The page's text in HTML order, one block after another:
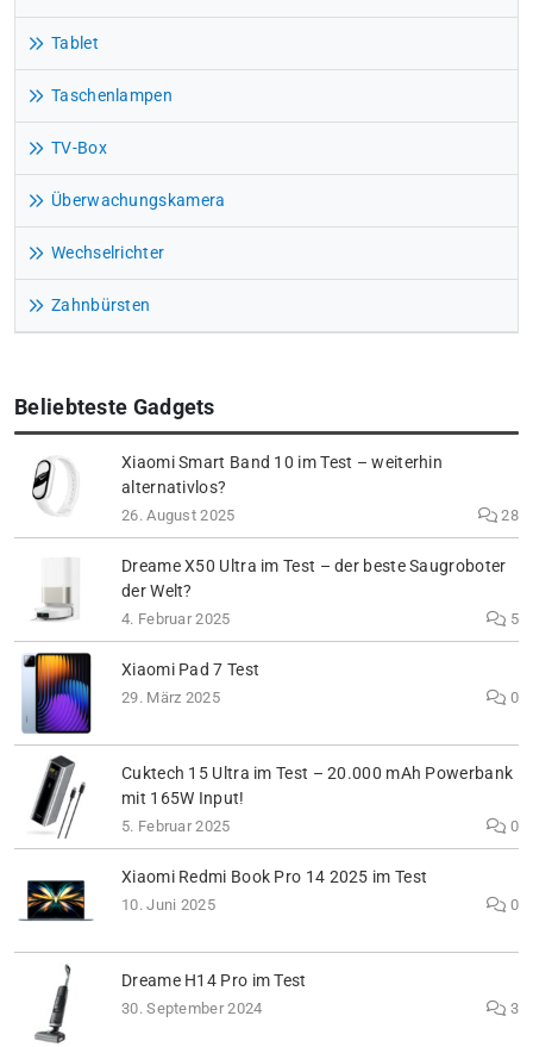
Tablet
Taschenlampen
TV-Box
Überwachungskamera
Wechselrichter
Zahnbürsten
Beliebteste Gadgets
Xiaomi Smart Band 10 im Test – weiterhin
alternativlos?
26. August 2025 28
Dreame X50 Ultra im Test – der beste Saugroboter
der Welt?
4. Februar 2025 5
Xiaomi Pad 7 Test
29. März 2025 0
Cuktech 15 Ultra im Test – 20.000 mAh Powerbank
mit 165W Input!
5. Februar 2025 0
Xiaomi Redmi Book Pro 14 2025 im Test
10. Juni 2025 0
Dreame H14 Pro im Test
30. September 2024 3